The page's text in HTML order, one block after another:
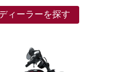
ィーラーを探す